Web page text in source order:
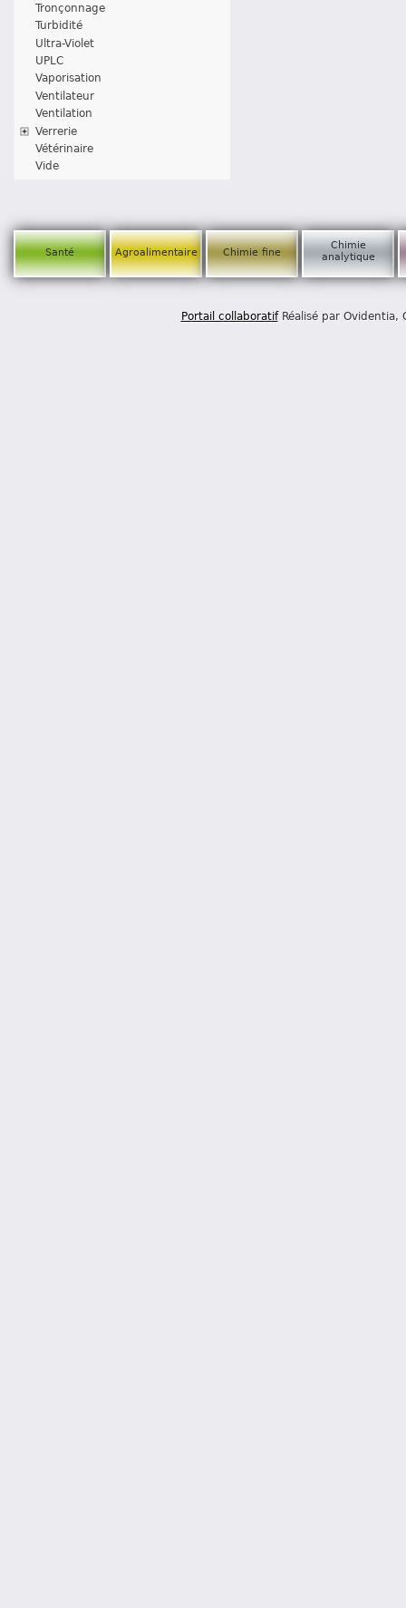
Tronçonnage
Turbidité
Ultra-Violet
UPLC
Vaporisation
Ventilateur
Ventilation
Verrerie
Vétérinaire
Vide
Santé Agroalimentaire Chimie fine
Chimie
analytique
Portail collaboratifRéalisé par Ovidentia,